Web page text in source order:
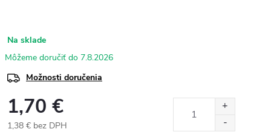
Na sklade
7.8.2026
Možnosti doručenia
1,70 €
1,38 € bez DPH